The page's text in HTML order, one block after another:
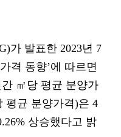
가 발표한 2023년 7
격 동향’에 따르면
㎡당 평균 분양가
평균 분양가격)은 4
상승했다고 밝